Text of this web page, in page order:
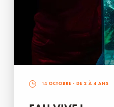
14 OCTOBRE - DE 2 À 4 ANS